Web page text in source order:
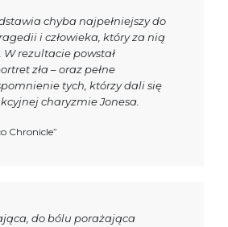
chyba najpełniejszy do
i człowieka, który za nią
W rezultacie powstał
zła – oraz pełne
tych, którzy dali się
charyzmie Jonesa.
Chronicle”
do bólu porażająca